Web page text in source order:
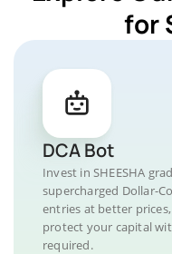
for
DCA Bot
Invest in SHEESHA
supercharged Dollar-
entries at better
protect your capital
required.